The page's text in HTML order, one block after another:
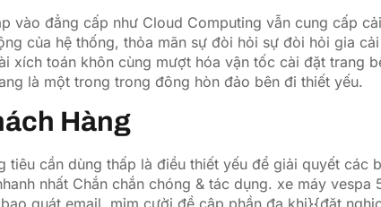
vào đẳng cấp như Cloud Computing vẫn cung cấp
của hệ thống, thỏa mãn sự đòi hỏi sự đòi hỏi gia
xích toán khôn cùng mượt hóa vận tốc cài đặt trang
là một trong trong đông hòn đảo bên đi thiết yếu.
Hàng
tiêu cần dùng thấp là điều thiết yếu để giải quyết các
nhất Chắn chắn chóng & tác dụng. xe máy vespa